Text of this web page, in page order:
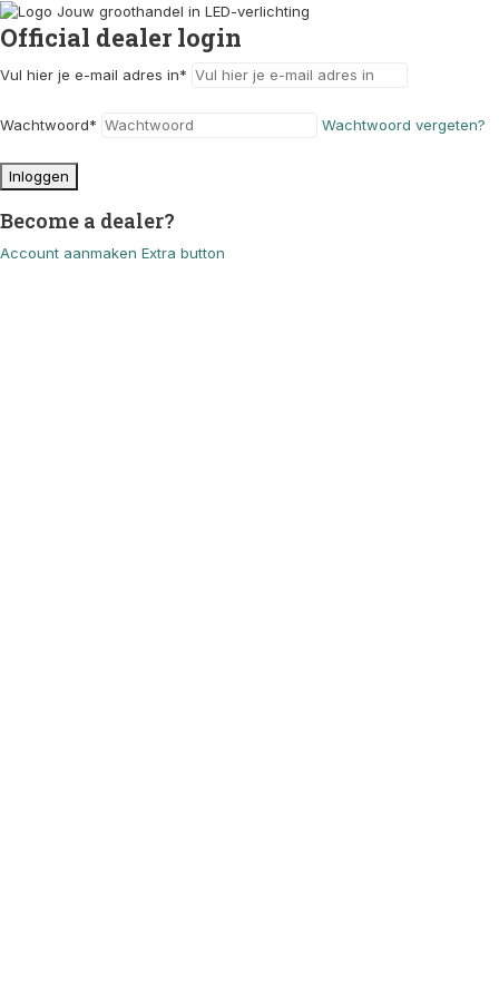
Official dealer login
Vul hier je e-mail adres in*
Wachtwoord* Wachtwoord vergeten?
Inloggen
Become a dealer?
Account aanmaken Extra button